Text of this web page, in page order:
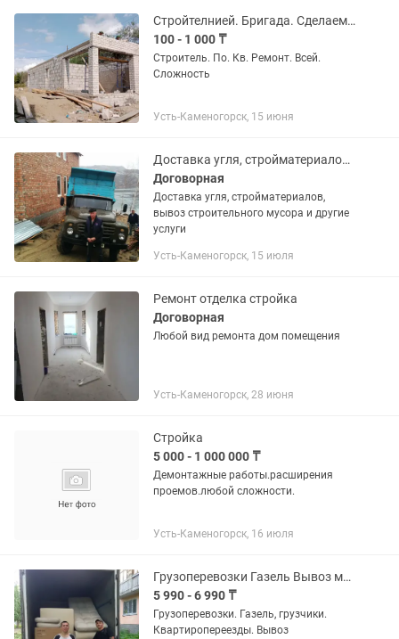
Стройтелнией. Бригада. Сделаем. Всей. Выд. Ремонты. От. А. До. Я
100 - 1 000 ₸
Строитель. По. Кв. Ремонт. Всей.
Сложность
Усть-Каменогорск, 15 июня
Доставка угля, стройматериалов, вывоз строительного мусора и до
Договорная
Доставка угля, стройматериалов,
вывоз строительного мусора и другие
услуги
Усть-Каменогорск, 15 июля
Ремонт отделка стройка
Договорная
Любой вид ремонта дом помещения
Усть-Каменогорск, 28 июня
Стройка
5 000 - 1 000 000 ₸
Демонтажные работы.расширения
проемов.любой сложности.
Усть-Каменогорск, 16 июля
Грузоперевозки Газель Вывоз мусора. Грузчики/
5 990 - 6 990 ₸
Грузоперевозки. Газель, грузчики.
Квартиропереезды. Вывоз